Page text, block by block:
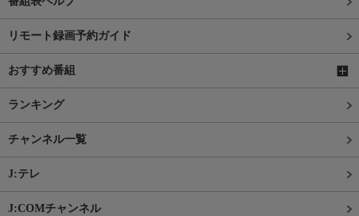
リモート録画予約ガイド
おすすめ番組
ランキング
チャンネル一覧
J:テレ
J:COMチャンネル